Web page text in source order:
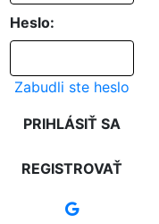
Heslo:
Zabudli ste heslo
PRIHLÁSIŤ SA
REGISTROVAŤ